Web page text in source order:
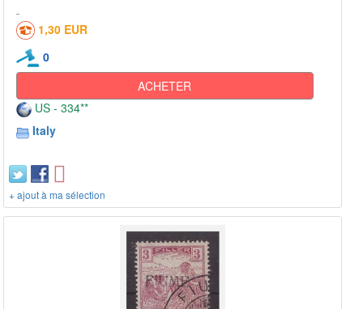
1,30 EUR
0
ACHETER
US - 334**
Italy
+ ajout à ma sélection